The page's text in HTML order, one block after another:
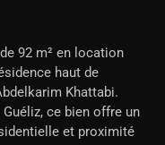
92 m² en location
haut de
Khattabi.
ce bien offre un
et proximité